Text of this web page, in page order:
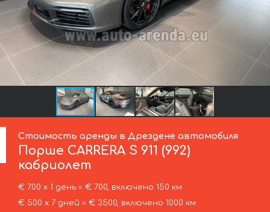
Стоимость аренды в Дрездене автомобиля
Порше CARRERA S 911 (992)
кабриолет
€ 700 х 1 день = € 700, включено 150 км
€ 500 х 7 дней = € 3500, включено 1000 км